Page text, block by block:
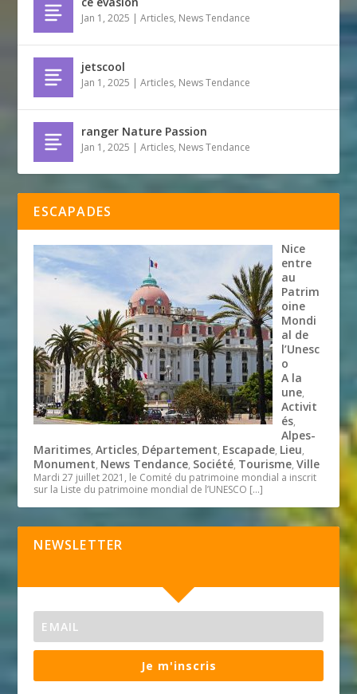
Jan 1, 2025 |Articles, News Tendance
jetscool
Jan 1, 2025 |Articles, News Tendance
ranger Nature Passion
Jan 1, 2025 |Articles, News Tendance
ESCAPADES
Nice
entre
au
Patrim
oine
Mondi
al de
l’Unesc
o
A la
une,
Activit
és,
Alpes-
Maritimes,Articles, Département, Escapade, Lieu,
Monument, News Tendance, Société, Tourisme,Ville
Mardi 27 juillet 2021, le Comité du patrimoine mondial a inscrit
sur la Liste du patrimoine mondial de l’UNESCO […]
NEWSLETTER
Je m'inscris